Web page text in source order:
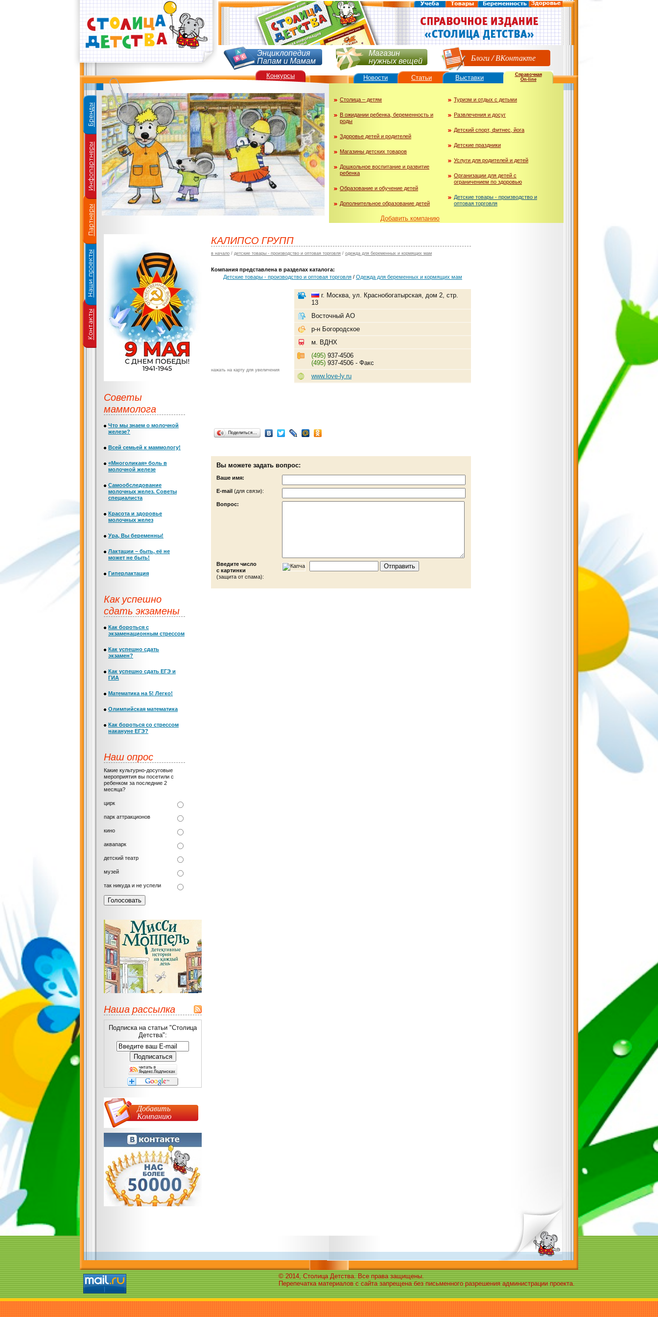
Энциклопедия
Папам и Мамам
Магазин
нужных вещей Блоги/ВКонтакте
Столица – детям
В ожидании ребенка, беременность и
роды
Здоровье детей и родителей
Магазины детских товаров
Дошкольное воспитание и развитие
ребенка
Образование и обучение детей
Дополнительное образование детей
Туризм и отдых с детьми
Развлечения и досуг
Детский спорт, фитнес, йога
Детские праздники
Услуги для родителей и детей
Организации для детей с
ограничением по здоровью
Детские товары - производство и
оптовая торговля
Добавить компанию
Справочная
On-line
КАЛИПСО ГРУПП
в начало / детские товары - производство и оптовая торговля / одежда для беременных и кормящих мам
Компания представлена в разделах каталога:
Детские товары - производство и оптовая торговля / Одежда для беременных и кормящих мам
нажать на карту для увеличения
г. Москва, ул. Краснобогатырская, дом 2, стр.
13
Восточный АО
р-н Богородское
м. ВДНХ
(495) 937-4506
(495) 937-4506 - Факс
www.love-ly.ru
Поделиться…
Вы можете задать вопрос:
Ваше имя:
Е-mail (для связи):
Вопрос:
Введите число
с картинки
(защита от спама):
Советы
маммолога
Что мы знаем о молочной
железе?
Всей семьей к маммологу!
«Многоликая» боль в
молочной железе
Самообследование
молочных желез. Советы
специалиста
Красота и здоровье
молочных желез
Ура, Вы беременны!
Лактации – быть, её не
может не быть!
Гиперлактация
Как успешно
сдать экзамены
Как бороться с
экзаменационным стрессом
Как успешно сдать
экзамен?
Как успешно сдать ЕГЭ и
ГИА
Математика на 5! Легко!
Олимпийская математика
Как бороться со стрессом
накануне ЕГЭ?
Наш опрос
Какие культурно-досуговые
мероприятия вы посетили с
ребенком за последние 2
месяца?
цирк
парк аттракционов
кино
аквапарк
детский театр
музей
так никуда и не успели
Наша рассылка
Подписка на статьи "Столица
Детства":
Добавить
Компанию
Конкурсы Новости Статьи Выставки
© 2014, Столица Детства. Все права защищены.
Перепечатка материалов с сайта запрещена без письменного разрешения администрации проекта.